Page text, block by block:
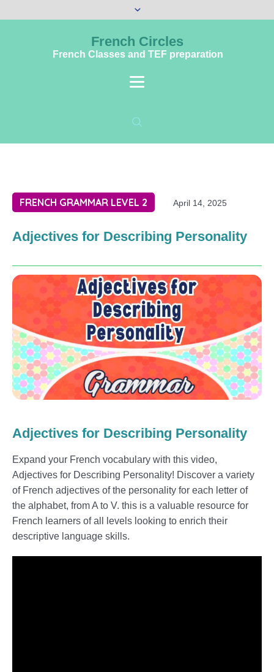
French Circles
French Classes and TEF preparation
FRENCH GRAMMAR LEVEL 2 April 14, 2025
Adjectives for Describing Personality
Adjectives for Describing Personality
Expand your French vocabulary with this video,
Adjectives for Describing Personality! Discover a variety
of French adjectives of the personality for each letter of
the alphabet, from A to V. this is a valuable resource for
French learners of all levels looking to enrich their
descriptive language skills.